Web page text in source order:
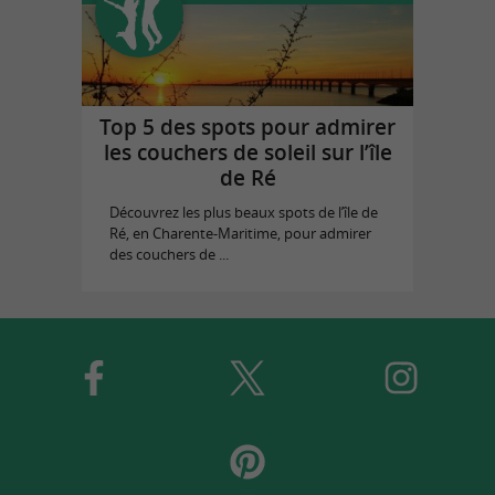
Top 5 des spots pour admirer
les couchers de soleil sur l’île
de Ré
Découvrez les plus beaux spots de l’île de
Ré, en Charente-Maritime, pour admirer
des couchers de ...